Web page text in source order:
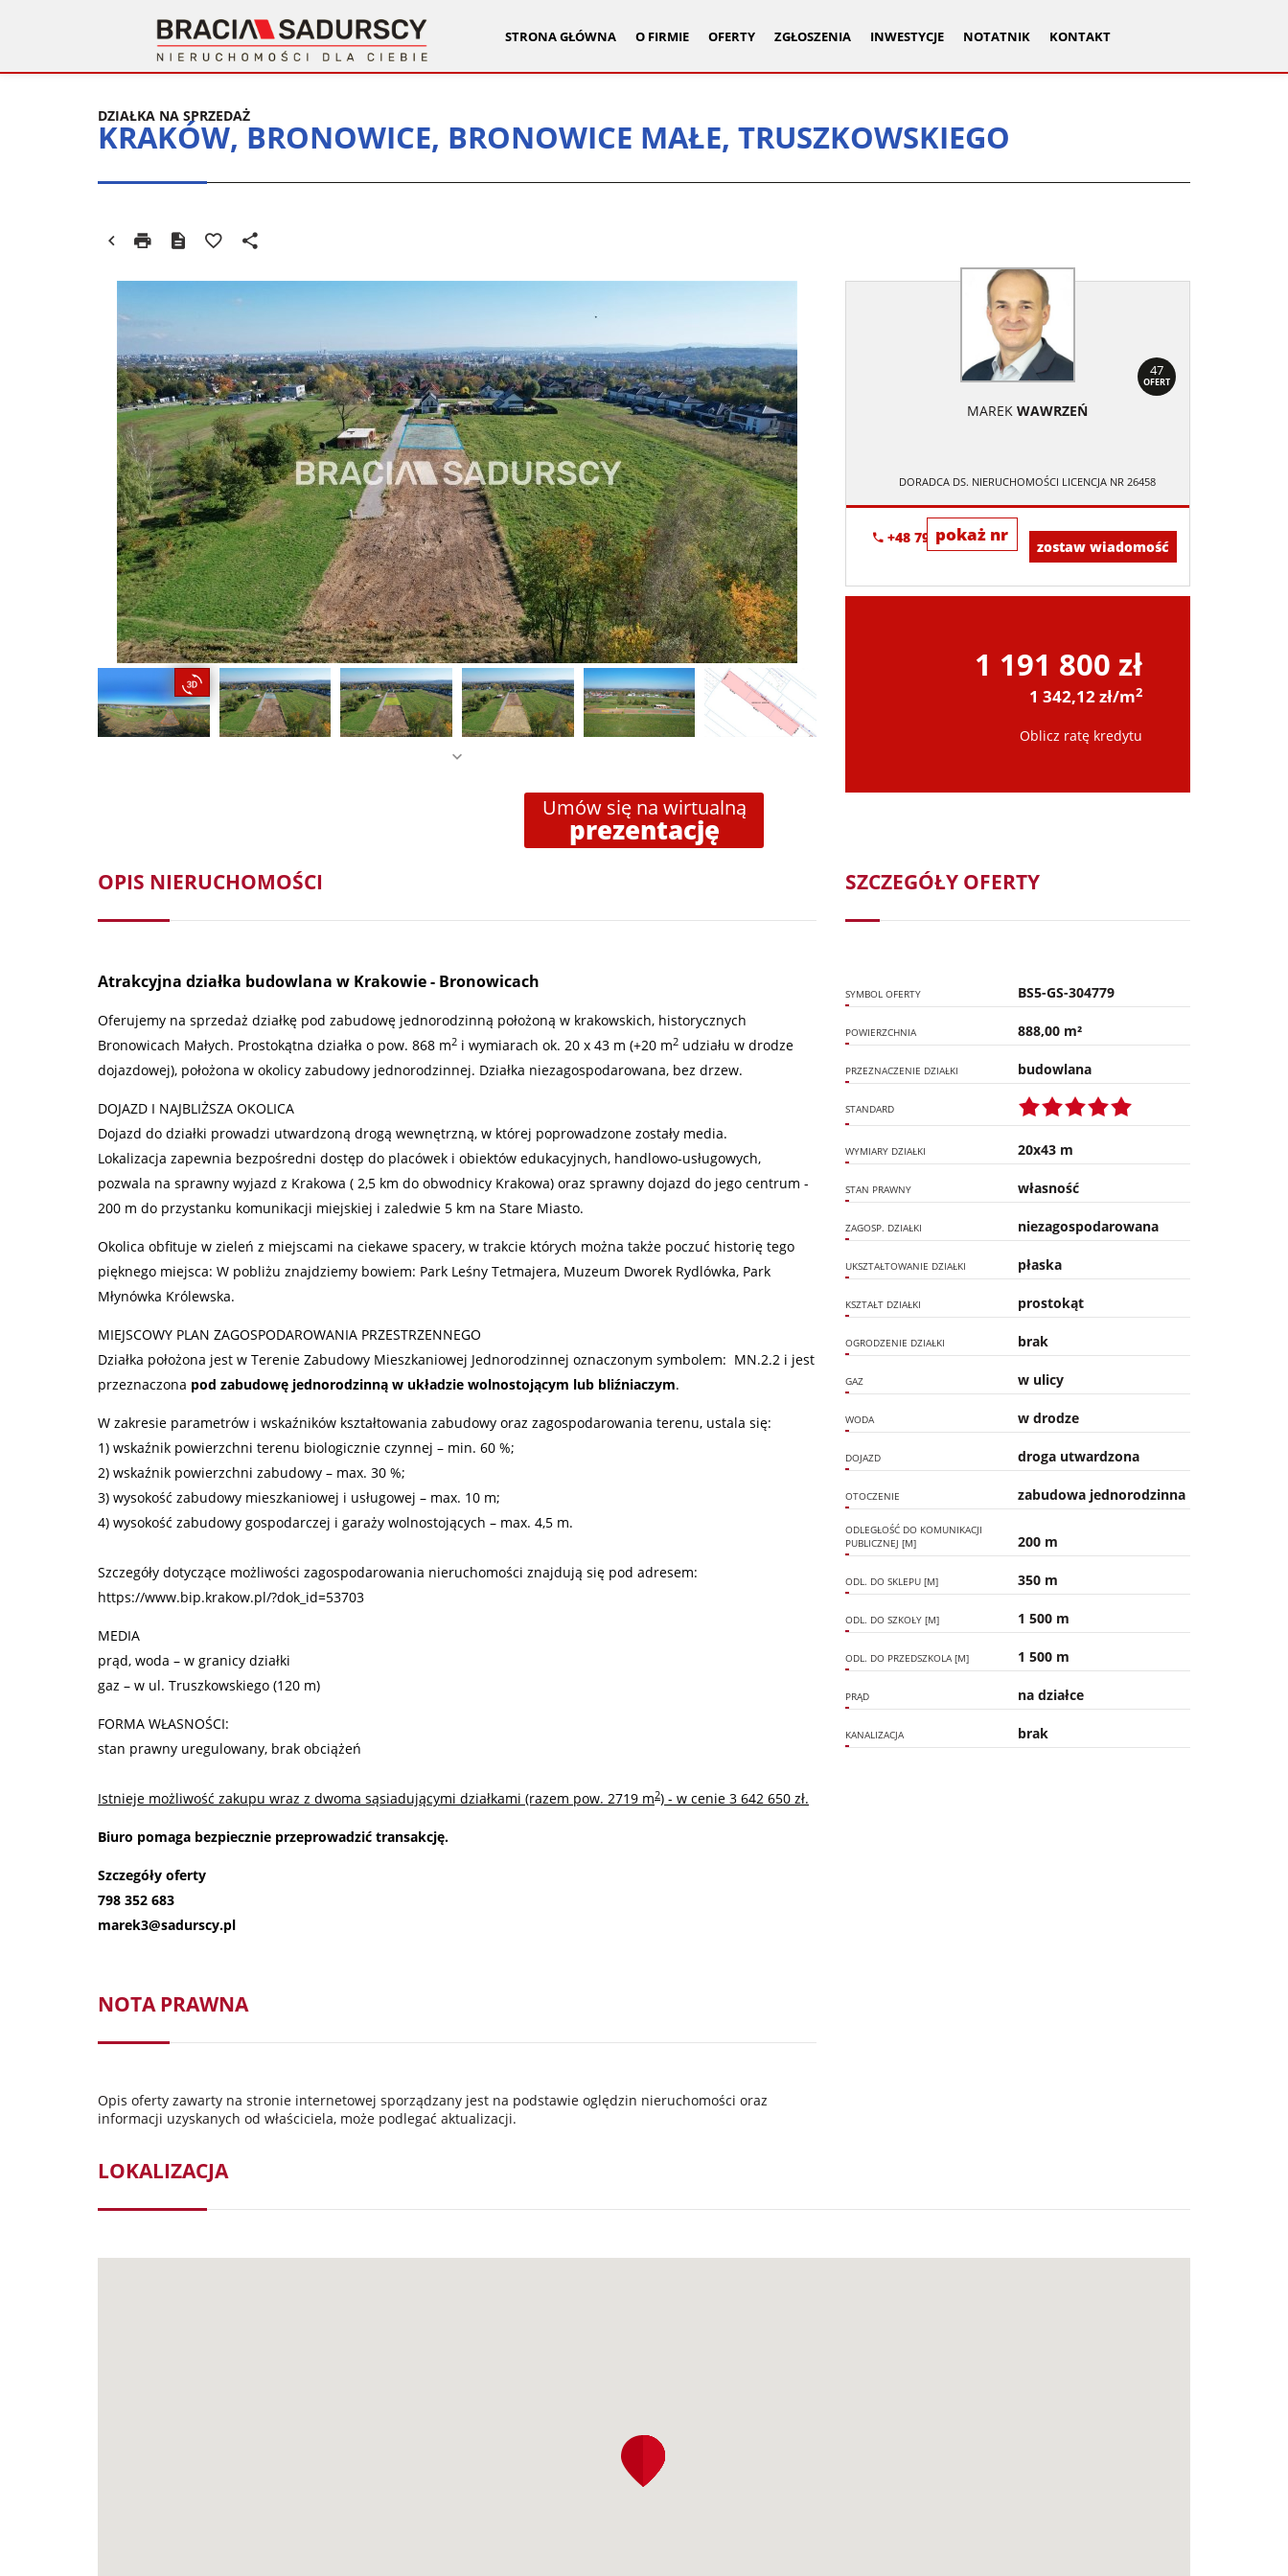
STRONA GŁÓWNA O FIRMIE OFERTY ZGŁOSZENIA INWESTYCJE NOTATNIK KONTAKT
KRAKÓW, BRONOWICE, BRONOWICE MAŁE, TRUSZKOWSKIEGO
DZIAŁKA NA SPRZEDAŻ
47
OFERT
MAREK WAWRZEŃ
DORADCA DS. NIERUCHOMOŚCI LICENCJA NR 26458
pokaż nr
+48 798-352-683
zostaw wiadomość
1 191 800 zł
1 342,12 zł/m2
Oblicz ratę kredytu
Umów się na wirtualną
prezentację
OPIS NIERUCHOMOŚCI
Atrakcyjna działka budowlana w Krakowie - Bronowicach
Oferujemy na sprzedaż działkę pod zabudowę jednorodzinną położoną w krakowskich, historycznych
Bronowicach Małych. Prostokątna działka o pow. 868 m2 i wymiarach ok. 20 x 43 m (+20 m2 udziału w drodze
dojazdowej), położona w okolicy zabudowy jednorodzinnej. Działka niezagospodarowana, bez drzew.
DOJAZD I NAJBLIŻSZA OKOLICA
Dojazd do działki prowadzi utwardzoną drogą wewnętrzną, w której poprowadzone zostały media.
Lokalizacja zapewnia bezpośredni dostęp do placówek i obiektów edukacyjnych, handlowo-usługowych,
pozwala na sprawny wyjazd z Krakowa ( 2,5 km do obwodnicy Krakowa) oraz sprawny dojazd do jego centrum -
200 m do przystanku komunikacji miejskiej i zaledwie 5 km na Stare Miasto.
Okolica obfituje w zieleń z miejscami na ciekawe spacery, w trakcie których można także poczuć historię tego
pięknego miejsca: W pobliżu znajdziemy bowiem: Park Leśny Tetmajera, Muzeum Dworek Rydlówka, Park
Młynówka Królewska.
MIEJSCOWY PLAN ZAGOSPODAROWANIA PRZESTRZENNEGO
Działka położona jest w Terenie Zabudowy Mieszkaniowej Jednorodzinnej oznaczonym symbolem: MN.2.2 i jest
przeznaczona pod zabudowę jednorodzinną w układzie wolnostojącym lub bliźniaczym.
W zakresie parametrów i wskaźników kształtowania zabudowy oraz zagospodarowania terenu, ustala się:
1) wskaźnik powierzchni terenu biologicznie czynnej – min. 60 %;
2) wskaźnik powierzchni zabudowy – max. 30 %;
3) wysokość zabudowy mieszkaniowej i usługowej – max. 10 m;
4) wysokość zabudowy gospodarczej i garaży wolnostojących – max. 4,5 m.
Szczegóły dotyczące możliwości zagospodarowania nieruchomości znajdują się pod adresem:
https://www.bip.krakow.pl/?dok_id=53703
MEDIA
prąd, woda – w granicy działki
gaz – w ul. Truszkowskiego (120 m)
FORMA WŁASNOŚCI:
stan prawny uregulowany, brak obciążeń
Istnieje możliwość zakupu wraz z dwoma sąsiadującymi działkami (razem pow. 2719 m2) - w cenie 3 642 650 zł.
Biuro pomaga bezpiecznie przeprowadzić transakcję.
Szczegóły oferty
798 352 683
marek3@sadurscy.pl
NOTA PRAWNA
Opis oferty zawarty na stronie internetowej sporządzany jest na podstawie oględzin nieruchomości oraz
informacji uzyskanych od właściciela, może podlegać aktualizacji.
SZCZEGÓŁY OFERTY
SYMBOL OFERTY BS5-GS-304779
POWIERZCHNIA 888,00 m²
PRZEZNACZENIE DZIAŁKI budowlana
STANDARD
WYMIARY DZIAŁKI 20x43 m
STAN PRAWNY własność
ZAGOSP. DZIAŁKI niezagospodarowana
UKSZTAŁTOWANIE DZIAŁKI płaska
KSZTAŁT DZIAŁKI prostokąt
OGRODZENIE DZIAŁKI brak
GAZ w ulicy
WODA w drodze
DOJAZD droga utwardzona
OTOCZENIE zabudowa jednorodzinna
ODLEGŁOŚĆ DO KOMUNIKACJI
PUBLICZNEJ [M]
200 m
ODL. DO SKLEPU [M] 350 m
ODL. DO SZKOŁY [M] 1 500 m
ODL. DO PRZEDSZKOLA [M] 1 500 m
PRĄD na działce
KANALIZACJA brak
LOKALIZACJA